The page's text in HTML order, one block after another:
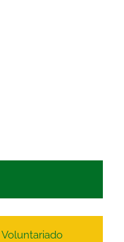
Voluntariado